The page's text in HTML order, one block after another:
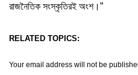
রাজনৈতিক সংস্কৃতিরই অংশ।”
RELATED TOPICS:
Your email address will not be